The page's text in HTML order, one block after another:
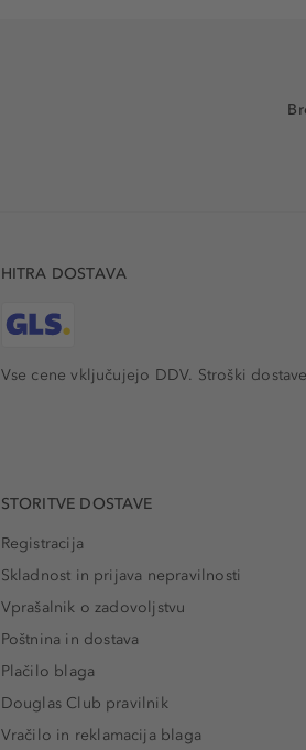
HITRA DOSTAVA
Vse cene vključujejo DDV. Stroški
STORITVE DOSTAVE
Registracija
Skladnost in prijava nepravilnosti
Vprašalnik o zadovoljstvu
Poštnina in dostava
Plačilo blaga
Douglas Club pravilnik
Vračilo in reklamacija blaga